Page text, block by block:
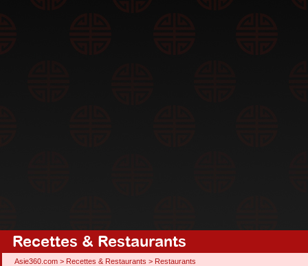
Recettes & Restaurants
Asie360.com > Recettes & Restaurants > Restaurants